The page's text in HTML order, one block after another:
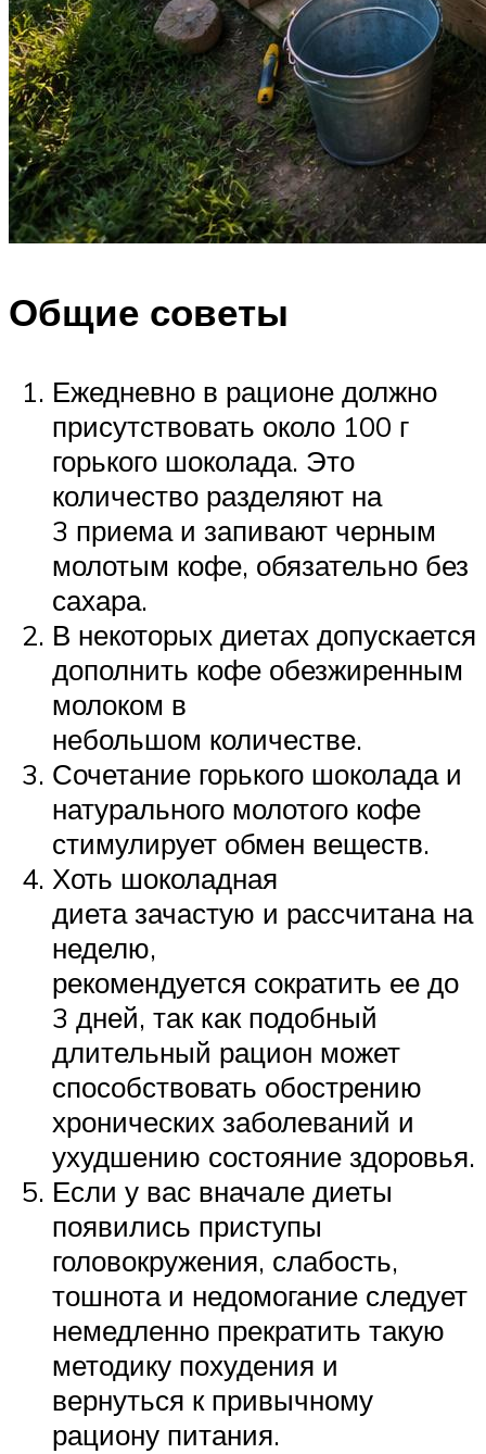
Общие советы
Ежедневно в рационе должно
присутствовать около 100 г
горького шоколада. Это
количество разделяют на
3 приема и запивают черным
молотым кофе, обязательно без
сахара.
В некоторых диетах допускается
дополнить кофе обезжиренным
молоком в
небольшом количестве.
Сочетание горького шоколада и
натурального молотого кофе
стимулирует обмен веществ.
Хоть шоколадная
диета зачастую и рассчитана на
неделю,
рекомендуется сократить ее до
3 дней, так как подобный
длительный рацион может
способствовать обострению
хронических заболеваний и
ухудшению состояние здоровья.
Если у вас вначале диеты
появились приступы
головокружения, слабость,
тошнота и недомогание следует
немедленно прекратить такую
методику похудения и
вернуться к привычному
рациону питания.